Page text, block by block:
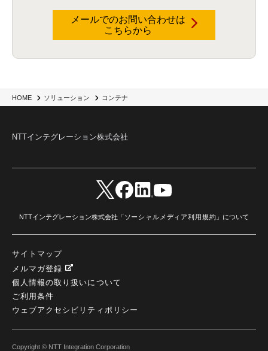
HOME ソリューション コンテナ
メールでのお問い合わせは
こちらから
NTTインテグレーション株式会社
NTTインテグレーション株式会社「ソーシャルメディア利用規約 」について
サイトマップ
メルマガ登録
個人情報の取り扱いについて
ご利用条件
ウェブアクセシビリティポリシー
Copyright © NTT Integration Corporation